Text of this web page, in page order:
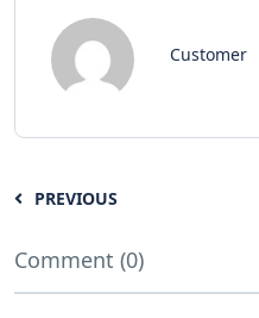
Customer
PREVIOUS
Comment (0)